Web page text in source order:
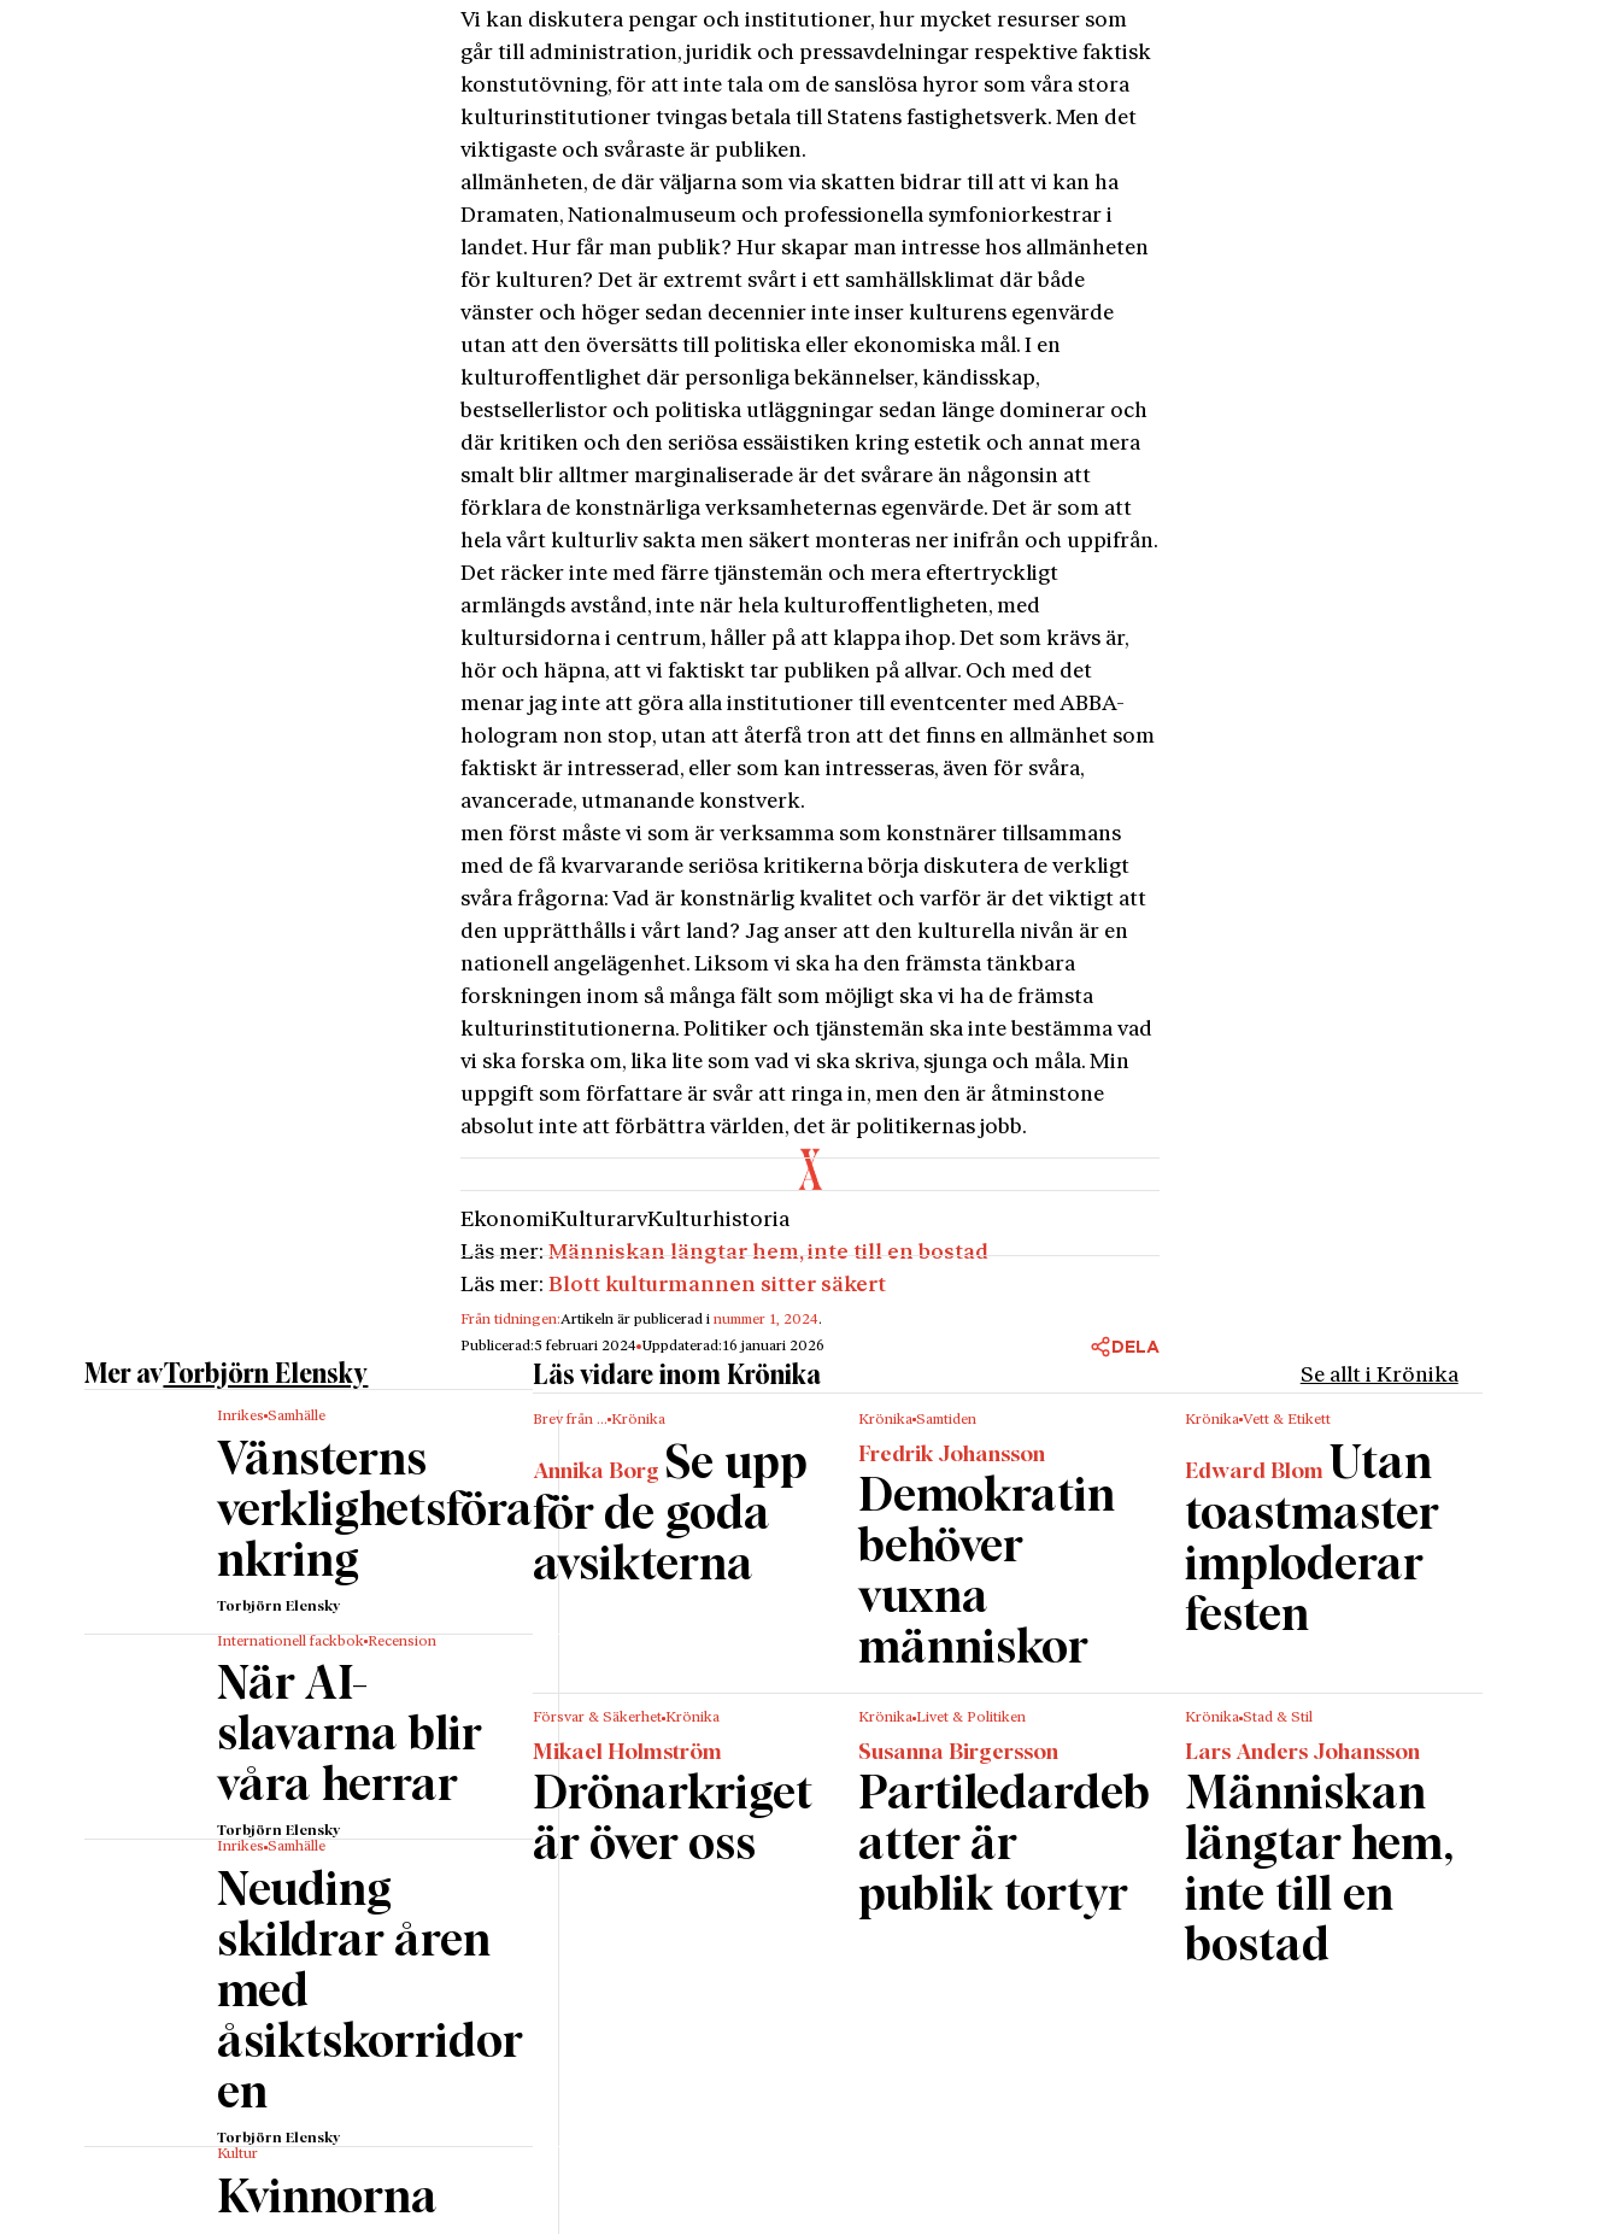
Vi kan diskutera pengar och institutioner, hur mycket resurser som
går till administration, juridik och pressavdelningar respektive faktisk
konstutövning, för att inte tala om de sanslösa hyror som våra stora
kulturinstitutioner tvingas betala till Statens fastighetsverk. Men det
viktigaste och svåraste är publiken.
allmänheten, de där väljarna som via skatten bidrar till att vi kan ha
Dramaten, Nationalmuseum och professionella symfoniorkestrar i
landet. Hur får man publik? Hur skapar man intresse hos allmänheten
för kulturen? Det är extremt svårt i ett samhällsklimat där både
vänster och höger sedan decennier inte inser kulturens egenvärde
utan att den översätts till politiska eller ekonomiska mål. I en
kulturoffentlighet där personliga bekännelser, kändisskap,
bestsellerlistor och politiska utläggningar sedan länge dominerar och
där kritiken och den seriösa essäistiken kring estetik och annat mera
smalt blir alltmer marginaliserade är det svårare än någonsin att
förklara de konstnärliga verksamheternas egenvärde. Det är som att
hela vårt kulturliv sakta men säkert monteras ner inifrån och upp­ifrån.
Det räcker inte med färre tjänstemän och mera eftertryckligt
armlängds avstånd, inte när hela kulturoffentligheten, med
kultursidorna i centrum, håller på att klappa ihop. Det som krävs är,
hör och häpna, att vi faktiskt tar publiken på allvar. Och med det
menar jag inte att göra alla institutioner till eventcenter med ABBA-
hologram non stop, utan att återfå tron att det finns en allmänhet som
faktiskt är intresserad, eller som kan intresseras, även för svåra,
avancerade, utmanande konstverk.
men först måste vi som är verksamma som konstnärer tillsammans
med de få kvarvarande seriösa kritikerna börja diskutera de verkligt
svåra frågorna: Vad är konstnärlig kvalitet och varför är det viktigt att
den upprätthålls i vårt land? Jag anser att den kulturella nivån är en
nationell angelägenhet. Liksom vi ska ha den främsta tänkbara
forskningen inom så många fält som möjligt ska vi ha de främsta
kulturinstitutionerna. Politiker och tjänstemän ska inte bestämma vad
vi ska forska om, lika lite som vad vi ska skriva, sjunga och måla. Min
uppgift som författare är svår att ringa in, men den är åtminstone
absolut inte att förbättra världen, det är politikernas jobb.
EkonomiKulturarvKulturhistoria
Läs mer:Människan längtar hem, inte till en bostad
Läs mer:Blott kulturmannen sitter säkert
Från tidningen:Artikeln är publicerad inummer 1, 2024.
Publicerad:5 februari 2024 Uppdaterad:16 januari 2026 DELA
Mer avTorbjörn Elensky
Inrikes Samhälle
Vänsterns
verklighetsföra
nkring
Torbjörn Elensky
Internationell fackbok Recension
När AI-
slavarna blir
våra herrar
Torbjörn Elensky
Inrikes Samhälle
Neuding
skildrar åren
med
åsiktskorridor
en
Torbjörn Elensky
Kultur
Kvinnorna
Läs vidare inom Krönika Se allt i Krönika
Brev från … Krönika
Annika Borg Se upp
för de goda
avsikterna
Krönika Samtiden
Fredrik Johansson
Demokratin
behöver
vuxna
människor
Krönika Vett & Etikett
Edward Blom Utan
toastmaster
imploderar
festen
Försvar & Säkerhet Krönika
Mikael Holmström
Drönarkriget
är över oss
Krönika Livet & Politiken
Susanna Birgersson
Partiledardeb
atter är
publik tortyr
Krönika Stad & Stil
Lars Anders Johansson
Människan
längtar hem,
inte till en
bostad